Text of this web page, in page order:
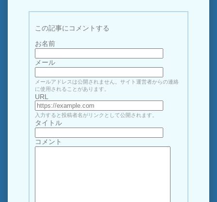
この記事にコメントする
お名前
メール
メールアドレスは公開されません。サイト運営者からの連絡
に使用されることがあります。
URL
入力すると投稿者名がリンクとして公開されます。
タイトル
コメント